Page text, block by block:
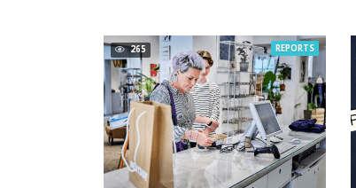
265 REPORTS